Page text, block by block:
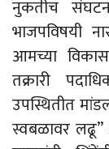
नुकतीच
भाजपविषयी
आमच्या
तक्रारी
उपस्थितीत
स्वबळावर लढू”